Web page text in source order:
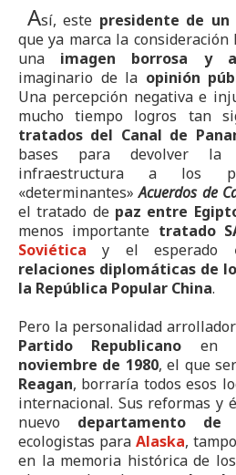
Así, este presidente de
que ya marca la
una imagen borrosa y
imaginario de la opinión
Una percepción negativa e
mucho tiempo logros tan
tratados del Canal de
bases para devolver la
infraestructura a los
«determinantes»Acuerdos de
el tratado de paz entre
menos importante tratado
Soviética y el esperado
relaciones diplomáticas de
la República Popular China.
Pero la personalidad
Partido Republicano en
noviembre de 1980, el que
Reagan, borraría todos esos
internacional. Sus reformas y
nuevo departamento de
ecologistas para Alaska,
en la memoria histórica de